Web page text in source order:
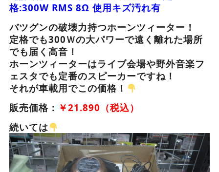
格:300W RMS 8Ω 使用キズ汚れ有
バツグンの破壊力持つホーンツィーター！
定格でも300Ｗの大パワーで遠く離れた場所
でも届く高音！
ホーンツィーターはライブ会場や野外音楽フ
ェスタでも定番のスピーカーですね！
それが車載用でこの価格！
販売価格： ￥21.890（税込）
続いては